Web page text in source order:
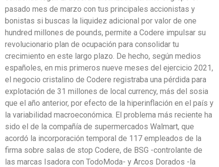
pasado mes de marzo con tus principales accionistas y
bonistas si buscas la liquidez adicional por valor de one
hundred millones de pounds, permite a Codere impulsar su
revolucionario plan de ocupación para consolidar tu
crecimiento en este largo plazo. De hecho, según medios
españoles, en mis primeros nueve meses del ejercicio 2021,
el negocio cristalino de Codere registraba una pérdida para
explotación de 31 millones de local currency, más del sosia
que el año anterior, por efecto de la hiperinflación en el país y
la variabilidad macroeconómica. El problema más reciente ha
sido el de la compañía de supermercados Walmart, que
acordó la incorporación temporal de 117 empleados de la
firma sobre salas de stop Codere, de BSG -controlante de
las marcas Isadora con TodoModa- y Arcos Dorados -la